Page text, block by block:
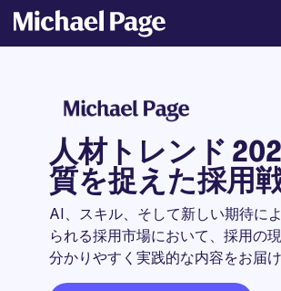
人材トレンド
質を捉えた採用
AI、スキル、そして新しい期待に
られる採用市場において、採用の
分かりやすく実践的な内容をお届け